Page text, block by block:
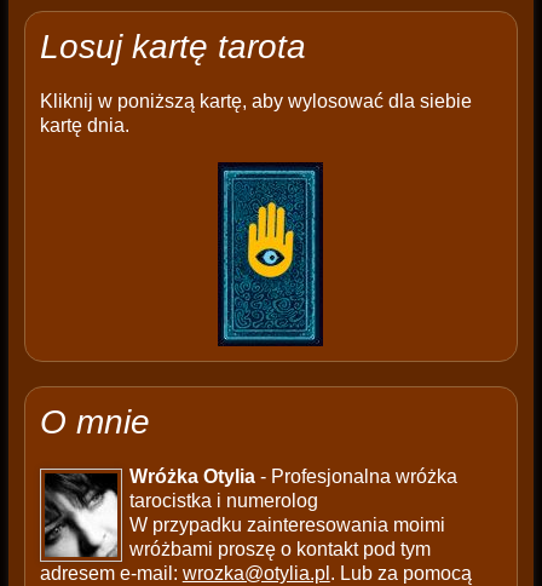
Losuj kartę tarota
Kliknij w poniższą kartę, aby wylosować dla siebie
kartę dnia.
O mnie
Wróżka Otylia- Profesjonalna wróżka
tarocistka i numerolog
W przypadku zainteresowania moimi
wróżbami proszę o kontakt pod tym
adresem e-mail: wrozka@otylia.pl . Lub za pomocą